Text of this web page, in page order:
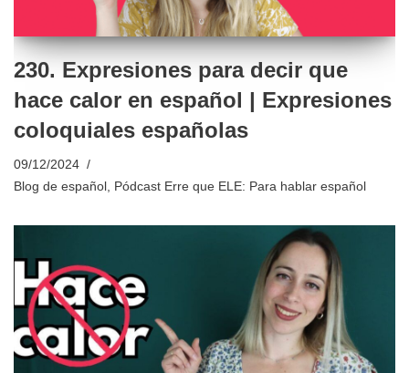
230. Expresiones para decir que
hace calor en español | Expresiones
coloquiales españolas
09/12/2024
Blog de español , Pódcast Erre que ELE: Para hablar español